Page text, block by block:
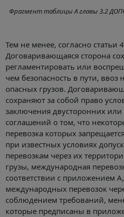
Фрагмент таблицы А главы 3.2
Тем не менее, согласно статьи
Договаривающаяся сторона
регламентировать или
чем безопасность в пути,
опасных грузов.
сохраняют за собой право
заключения двусторонних
соглашений о том, что
перевозка которых
при известных условиях
перевозкам через их
грузы, международная
соответствии с приложением
международных перевозок
соблюдением требований,
которые предписаны в